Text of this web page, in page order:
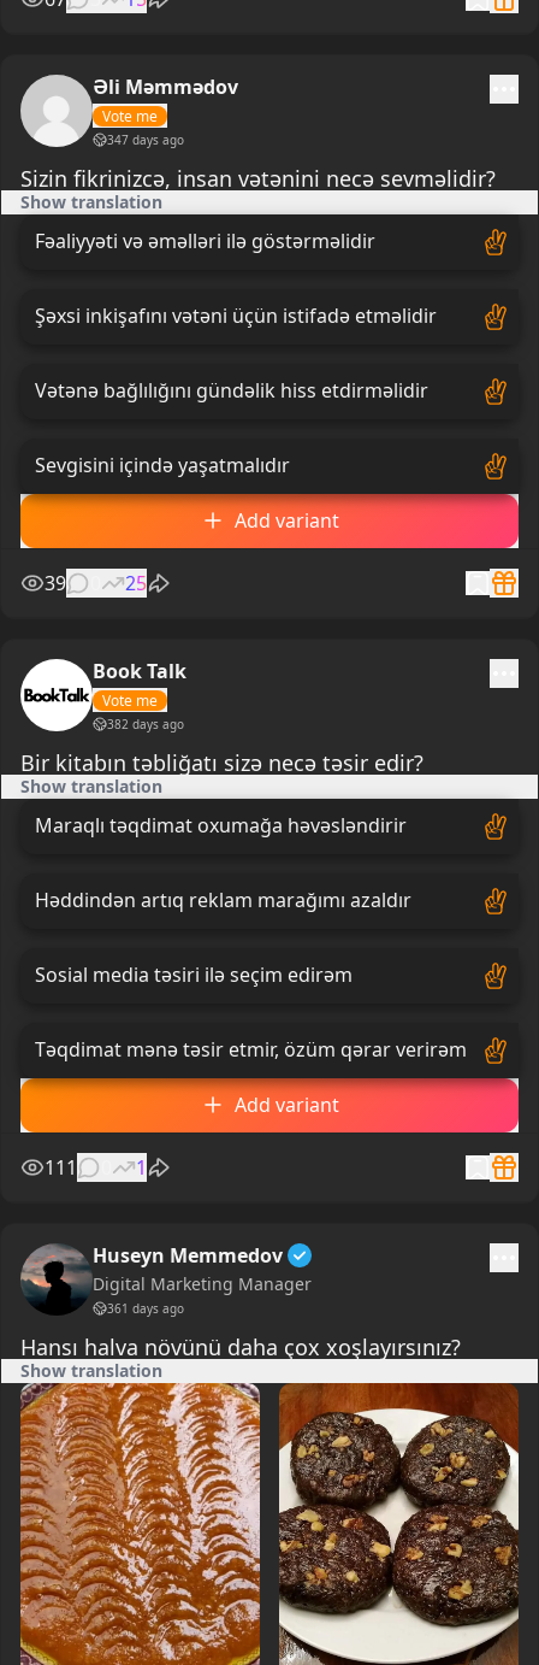
Əli Məmmədov
Vote me
347 days ago
Sizin fikrinizcə, insan vətənini necə sevməlidir?
Show translation
Fəaliyyəti və əməlləri ilə göstərməlidir
Şəxsi inkişafını vətəni üçün istifadə etməlidir
Vətənə bağlılığını gündəlik hiss etdirməlidir
Sevgisini içində yaşatmalıdır
Add variant
39 25
Book Talk
Vote me
382 days ago
Bir kitabın təbliğatı sizə necə təsir edir?
Show translation
Maraqlı təqdimat oxumağa həvəsləndirir
Həddindən artıq reklam marağımı azaldır
Sosial media təsiri ilə seçim edirəm
Təqdimat mənə təsir etmir, özüm qərar verirəm
Add variant
111 1
Huseyn Memmedov
Digital Marketing Manager
361 days ago
Hansı halva növünü daha çox xoşlayırsınız?
Show translation